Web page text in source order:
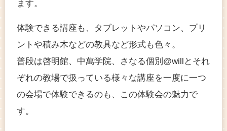
ます。
体験できる講座も、タブレットやパソコン、プリ
ントや積み木などの教具など形式も色々。
普段は啓明館、中萬学院、さなる個別@willとそれ
ぞれの教場で扱っている様々な講座を一度に一つ
の会場で体験できるのも、この体験会の魅力で
す。